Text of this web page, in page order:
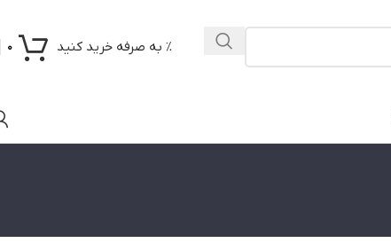
% به صرفه خرید کنید 0